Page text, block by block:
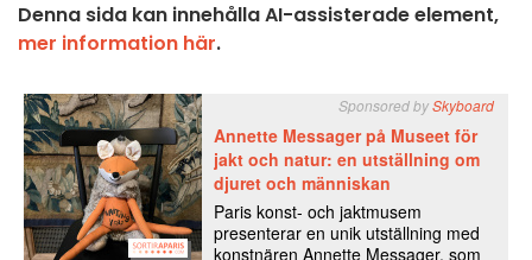
Denna sida kan innehålla AI-assisterade element,
mer information här.